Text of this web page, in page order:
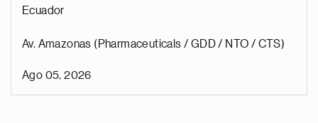
Ecuador
Av. Amazonas (Pharmaceuticals / GDD / NTO / CTS)
Ago 05, 2026